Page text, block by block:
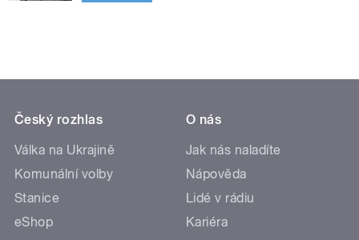
Český rozhlas
Válka na Ukrajině
Komunální volby
Stanice
eShop
O nás
Jak nás naladíte
Nápověda
Lidé v rádiu
Kariéra